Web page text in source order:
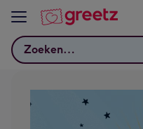
Bekijk meer
Zoeken